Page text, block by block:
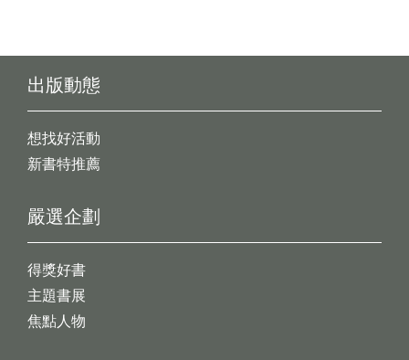
出版動態
想找好活動
新書特推薦
嚴選企劃
得獎好書
主題書展
焦點人物